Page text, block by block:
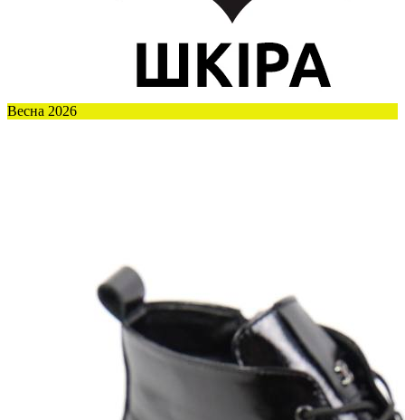
Весна 2026